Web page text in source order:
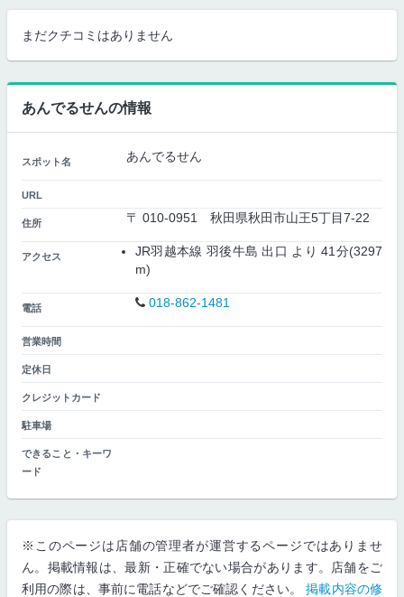
まだクチコミはありません
あんでるせんの情報
スポット名 あんでるせん
URL
住所 〒 010-0951 秋田県秋田市山王5丁目7-22
アクセス
JR羽越本線 羽後牛島 出口 より 41分(3297
m)
電話 018-862-1481
営業時間
定休日
クレジットカード
駐車場
できること・キーワ
ード
※このページは店舗の管理者が運営するページではありませ
ん。掲載情報は、最新・正確でない場合があります。店舗をご
利用の際は、事前に電話などでご確認ください。掲載内容の修